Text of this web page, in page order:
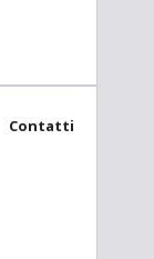
Contatti